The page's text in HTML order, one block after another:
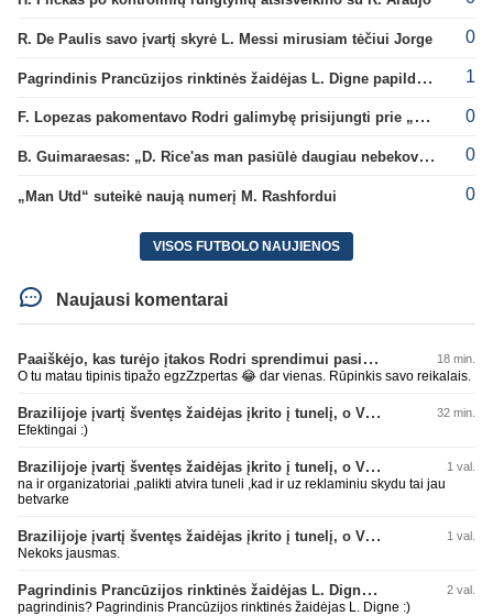
R. De Paulis savo įvartį skyrė L. Messi mirusiam tėčiui Jorge 0
Pagrindinis Prancūzijos rinktinės žaidėjas L. Digne papildė PSG gretas 1
F. Lopezas pakomentavo Rodri galimybę prisijungti prie „Barcelona“ ekipos 0
B. Guimaraesas: „D. Rice'as man pasiūlė daugiau nebekovoti tarpusavyje“ 0
„Man Utd“ suteikė naują numerį M. Rashfordui 0
VISOS FUTBOLO NAUJIENOS
Naujausi komentarai
Paaiškėjo, kas turėjo įtakos Rodri sprendimui pasirinkti Barselonos pusę 18 min.
O tu matau tipinis tipažo egzZzpertas 😂 dar vienas. Rūpinkis savo reikalais.
Brazilijoje įvartį šventęs žaidėjas įkrito į tunelį, o VAR įvartį atšaukė 32 min.
Efektingai :)
Brazilijoje įvartį šventęs žaidėjas įkrito į tunelį, o VAR įvartį atšaukė 1 val.
na ir organizatoriai ,palikti atvira tuneli ,kad ir uz reklaminiu skydu tai jau
betvarke
Brazilijoje įvartį šventęs žaidėjas įkrito į tunelį, o VAR įvartį atšaukė 1 val.
Nekoks jausmas.
Pagrindinis Prancūzijos rinktinės žaidėjas L. Digne papildė PSG gretas 2 val.
pagrindinis? Pagrindinis Prancūzijos rinktinės žaidėjas L. Digne :)